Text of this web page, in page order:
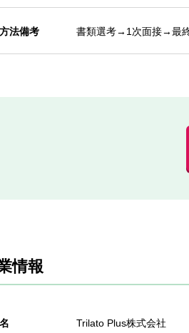
法備考 書類選考→1次面接→最
情報
Trilato Plus株式会社